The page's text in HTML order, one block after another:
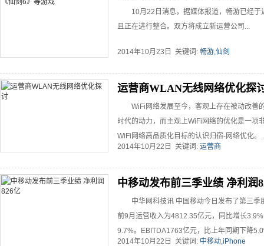
10月22日消息，据媒体报道，畅游已经
且正在进行整合。双方将成立新运营公司...
2014年10月23日 关键词: 畅游,仙剑
运营商WLAN无线网络优化探
WiFi网络发展至今，客观上存在被动改善
时代的动力，而主观上WiFi网络的优化是一项
WiFi网络高品质化目标的认识归宿-网络优化。
2014年10月22日 关键词: 运营商
中移动发布前三季业绩 净利润
中华网科技讯 中国移动今日发布了第三
前9月运营收入为4812.35亿元，同比增长
9.7%。EBITDA1763亿元，比上年同期下降
2014年10月22日 关键词: 中移动,iPhone